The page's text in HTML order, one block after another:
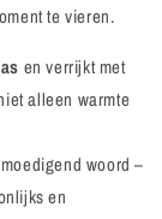
te vieren.
en verrijkt met
alleen warmte
woord –
en